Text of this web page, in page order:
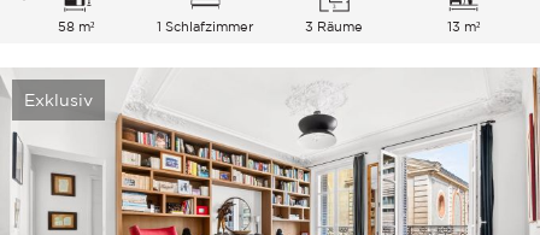
58 m² 1 Schlafzimmer 3 Räume 13 m²
Exklusiv